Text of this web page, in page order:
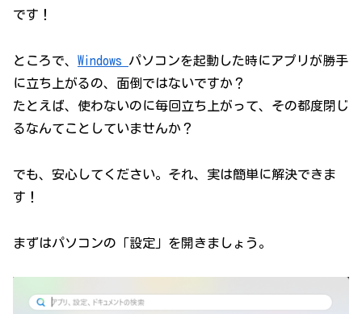
です！
ところで、 Windows パソコンを起動した時にアプリが勝手
に立ち上がるの、面倒ではないですか？
たとえば、使わないのに毎回立ち上がって、その都度閉じ
るなんてことしていませんか？
でも、安心してください。それ、実は簡単に解決できま
す！
まずはパソコンの「設定」を開きましょう。